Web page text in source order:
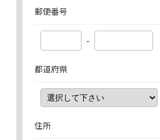
郵便番号
-
都道府県
住所